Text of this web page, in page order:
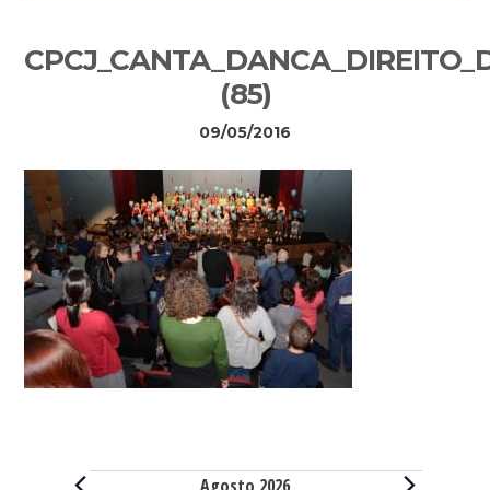
(85)
09/05/2016
Sidebar
primária